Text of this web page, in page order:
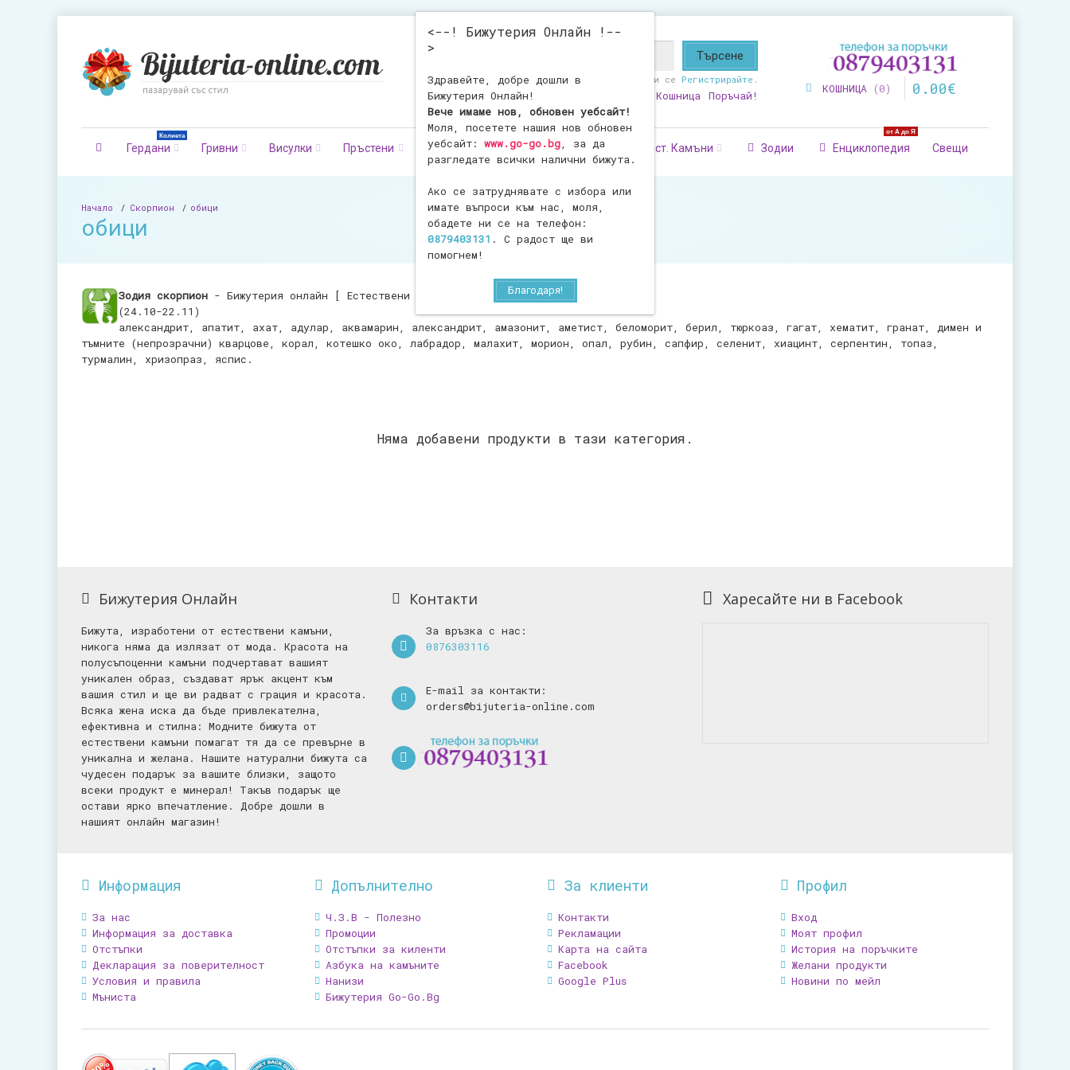
<--! Бижутерия Онлайн !--
>
Здравейте, добре дошли в
Бижутерия Онлайн!
Вече имаме нов, обновен уебсайт!
Моля, посетете нашия нов обновен
уебсайт: www.go-go.bg, за да
разгледате всички налични бижута.
Ако се затруднявате с избора или
имате въпроси към нас, моля,
обадете ни се на телефон:
0879403131 . С радост ще ви
помогнем!
Благодаря!
Здравейте! или се Регистрирайте .
Любими Кошница Поръчай!
КОШНИЦА 0 0 . 00€
Гердани
Колиета
Гривни Висулки Пръстени Обеци Фигурки Броеници Ест. Камъни Зодии Енциклопедия
от А до Я
Свещи
Начало Скорпион обици
обици
Зодия скорпион - Бижутерия онлайн [ Естествени камъни ]
(24.10-22.11)
александрит, апатит, ахат, адулар, аквамарин, александрит, амазонит, аметист, беломорит, берил, тюркоаз, гагат, хематит, гранат, димен и
тъмните (непрозрачни) кварцове, корал, котешко око, лабрадор, малахит, морион, опал, рубин, сапфир, селенит, хиацинт, серпентин, топаз,
турмалин, хризопраз, яспис.
Няма добавени продукти в тази категория.
Бижутерия Онлайн
Бижута, изработени от естествени камъни,
никога няма да излязат от мода. Красота на
полусъпоценни камъни подчертават вашият
уникален образ, създават ярък акцент към
вашия стил и ще ви радват с грация и красота.
Всяка жена иска да бъде привлекателна,
ефективна и стилна: Mодните бижута от
естествени камъни помагат тя да се превърне в
уникална и желана. Нашите натурални бижута са
чудесен подарък за вашите близки, защото
всеки продукт е минерал! Такъв подарък ще
остави ярко впечатление. Добре дошли в
нашият онлайн магазин!
Контакти
За връзка с нас:
0876303116
E-mail за контакти:
orders@bijuteria-online.com
Харесайте ни в Facebook
Информация
За нас
Информация за доставка
Отстъпки
Декларация за поверителност
Условия и правила
Мъниста
Допълнително
Ч.З.В - Полезно
Промоции
Отстъпки за киленти
Азбука на камъните
Нанизи
Бижутерия Go-Go.Bg
За клиенти
Контакти
Рекламации
Карта на сайта
Facebook
Google Plus
Профил
Вход
Моят профил
История на поръчките
Желани продукти
Новини по мейл